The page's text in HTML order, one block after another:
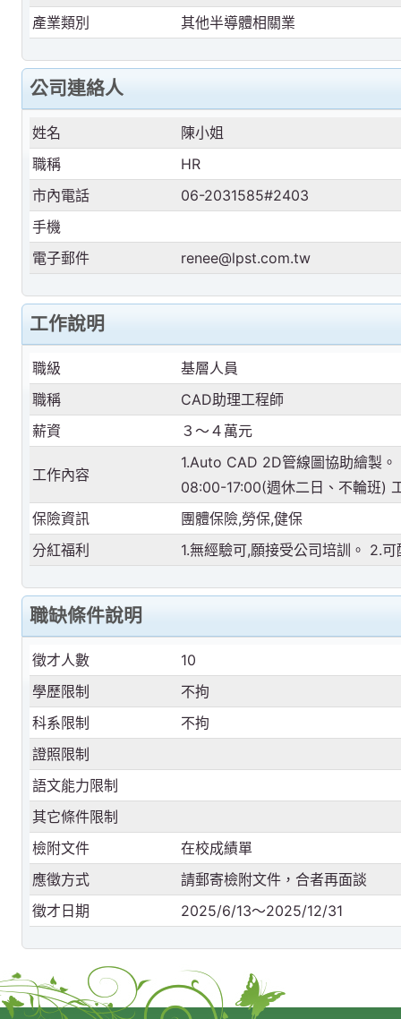
產業類別
其他半導體相關業
公司連絡人
姓名
陳小姐
職稱
HR
市內電話
06-2031585#2403
手機
電子郵件
renee@lpst.com.tw
工作說明
職級
基層人員
職稱
CAD助理工程師
薪資
３～４萬元
工作內容
1.Auto CAD 2D管線圖協助繪製
08:00-17:00(週休二日、不輪班)
保險資訊
團體保險,勞保,健保
分紅福利
1.無經驗可,願接受公司培訓。 2.
職缺條件說明
徵才人數
10
學歷限制
不拘
科系限制
不拘
證照限制
語文能力限制
其它條件限制
檢附文件
在校成績單
應徵方式
請郵寄檢附文件，合者再面談
徵才日期
2025/6/13～2025/12/31